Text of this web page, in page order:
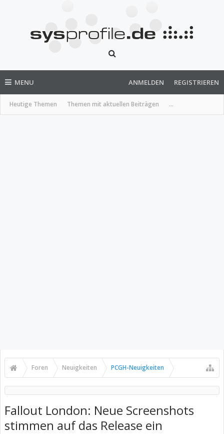
MENU
Heutige Themen Themen mit aktuellen Beiträgen ...
ANMELDEN REGISTRIEREN
Foren Neuigkeiten PCGH-Neuigkeiten
Fallout London: Neue Screenshots
stimmen auf das Release ein